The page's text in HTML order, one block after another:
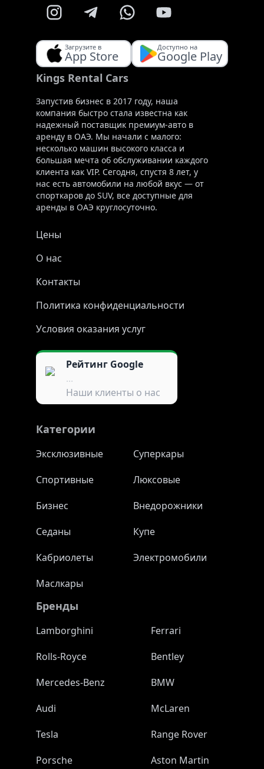
Загрузите в
App Store
Доступно на
Google Play
Kings Rental Cars
Запустив бизнес в 2017 году, наша
компания быстро стала известна как
надежный поставщик премиум-авто в
аренду в ОАЭ. Мы начали с малого:
несколько машин высокого класса и
большая мечта об обслуживании каждого
клиента как VIP. Сегодня, спустя 8 лет, у
нас есть автомобили на любой вкус — от
спорткаров до SUV, все доступные для
аренды в ОАЭ круглосуточно.
Цены
О нас
Контакты
Политика конфиденциальности
Условия оказания услуг
Рейтинг Google
...
Наши клиенты о нас
Категории
Эксклюзивные
Суперкары
Спортивные
Люксовые
Бизнес
Внедорожники
Седаны
Купе
Кабриолеты
Электромобили
Маслкары
Бренды
Lamborghini
Ferrari
Rolls-Royce
Bentley
Mercedes-Benz
BMW
Audi
McLaren
Tesla
Range Rover
Porsche
Aston Martin